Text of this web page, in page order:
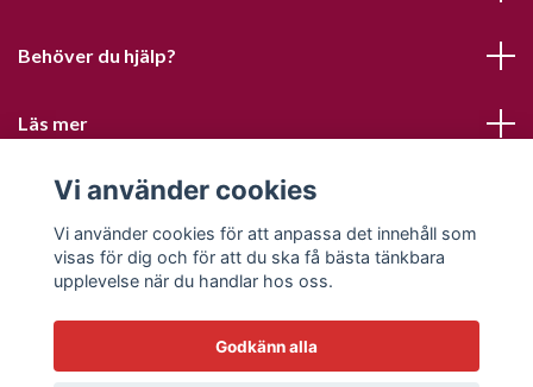
Behöver du hjälp?
Läs mer
Sociala medier
Vi använder cookies
Vi använder cookies för att anpassa det innehåll som
visas för dig och för att du ska få bästa tänkbara
upplevelse när du handlar hos oss.
Godkänn alla